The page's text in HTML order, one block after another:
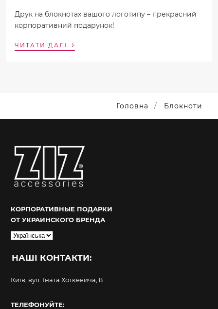
Друк на блокнотах вашого логотипу – прекрасний
корпоративний подарунок!
ЧИТАТИ ДАЛІ ›
Головна Блокноти
КОРПОРАТИВНЫЕ ПОДАРКИ
ОТ УКРАИНСКОГО БРЕНДА
Вибрати
НАШІ КОНТАКТИ:
Київ, вул. Гната Хоткевича, 8
ТЕЛЕФОНУЙТЕ: